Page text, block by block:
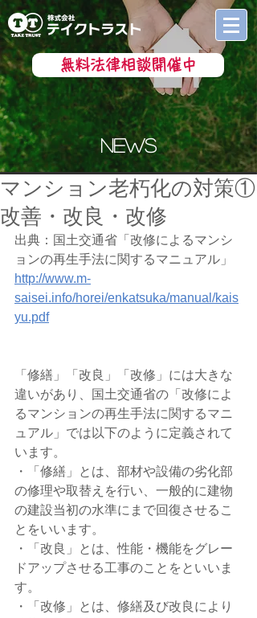
無料法律相談開催中
news
マンション老朽化の対策①
改善・改良・改修
出典：国土交通省「改修によるマンシ
ョンの再生手法に関するマニュアル」
http://www.m-
saisei.info/horei/enkatsuka/manual/kais
yu.pdf
「修繕」「改良」「改修」には大きな
違いがあり、国土交通省の「改修によ
るマンションの再生手法に関するマニ
ュアル」では以下のように定義されて
います。
・「修繕」とは、部材や設備の劣化部
の修理や取替えを行い、一般的に建物
の建設当初の水準にまで回復させるこ
とをいいます。
・「改良」とは、性能・機能をグレー
ドアップさせる工事のことをといいま
す。
・「改修」とは、修繕及び改良により